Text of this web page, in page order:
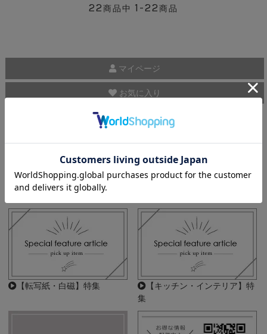
22商品中 1-22商品
マイページ
お気に入り
ギフトラッピング
【転写紙・白磁】特集
【キッチン・インテリア】特
集